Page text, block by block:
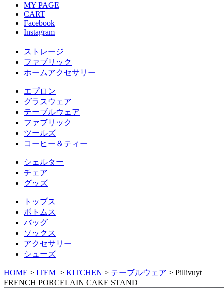
MY PAGE
CART
Facebook
Instagram
ストレージ
ファブリック
ホームアクセサリー
エプロン
グラスウェア
テーブルウェア
ファブリック
ツールズ
コーヒー＆ティー
シェルター
チェア
グッズ
トップス
ボトムス
バッグ
ソックス
アクセサリー
シューズ
HOME > ITEM > KITCHEN > テーブルウェア > Pillivuyt
FRENCH PORCELAIN CAKE STAND